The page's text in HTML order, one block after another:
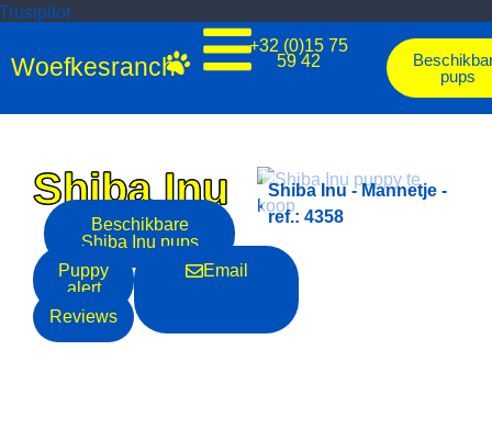
Trustpilot
Woefkesranch
+32 (0)15 75
59 42
pups
Shiba Inu
Beschikbare
Shiba Inu pups
Puppy
alert
Reviews
Email
Shiba Inu - Mannetje -
ref.: 4354
Shiba Inu - Mannetje -
ref.: 4358